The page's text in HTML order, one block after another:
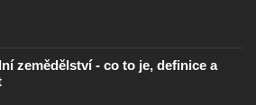
zemědělství - co to je, definice a